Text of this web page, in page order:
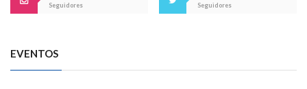
Seguidores
Seguidores
EVENTOS